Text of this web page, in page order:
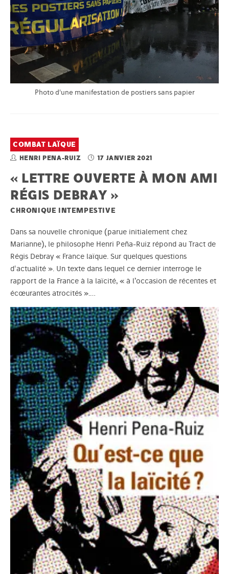
Photo d'une manifestation de postiers sans papier
COMBAT LAÏQUE
HENRI PENA-RUIZ 17 JANVIER 2021
« LETTRE OUVERTE À MON AMI
RÉGIS DEBRAY »
CHRONIQUE INTEMPESTIVE
Dans sa nouvelle chronique (parue initialement chez
Marianne), le philosophe Henri Peña-Ruiz répond au Tract de
Régis Debray « France laïque. Sur quelques questions
d'actualité ». Un texte dans lequel ce dernier interroge le
rapport de la France à la laïcité, « à l’occasion de récentes et
écœurantes atrocités ».…